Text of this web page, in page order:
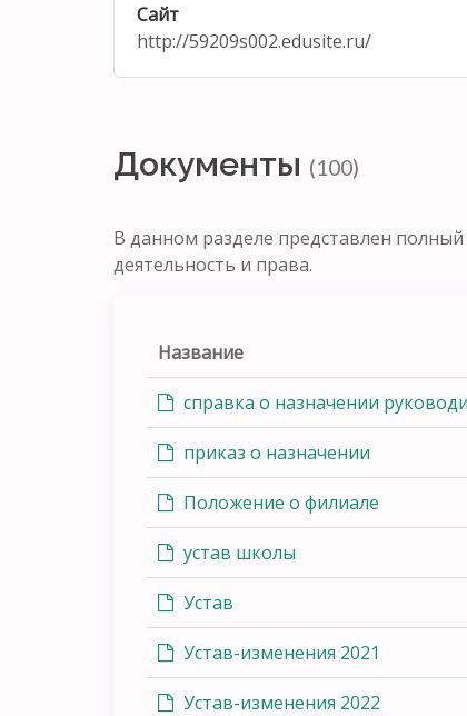
Сайт
http://59209s002.edusite.ru/
Документы (100)
В данном разделе представлен
деятельность и права.
Название
справка о назначении
приказ о назначении
Положение о филиале
устав школы
Устав
Устав-изменения 2021
Устав-изменения 2022